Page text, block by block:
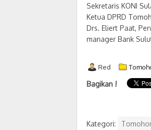
Sekretaris KONI
Ketua DPRD
Drs. Eliert Paat,
manager Bank
Red
Bagikan !
Kategori: